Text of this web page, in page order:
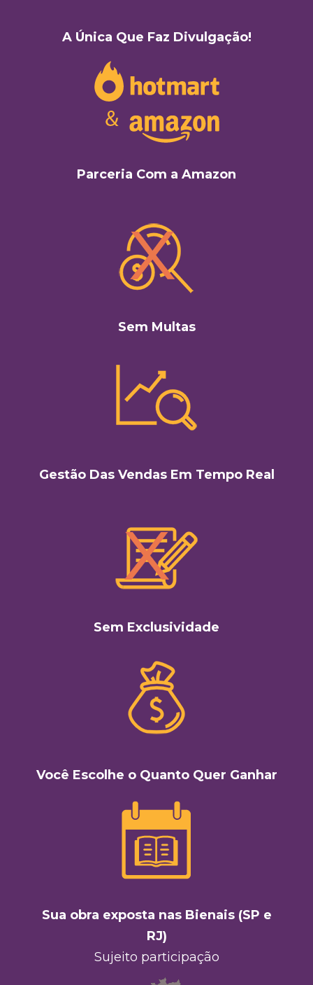
A Única Que Faz Divulgação!
Parceria Com a Amazon
Sem Multas
Gestão Das Vendas Em Tempo Real
Sem Exclusividade
Você Escolhe o Quanto Quer Ganhar
Sua obra exposta nas Bienais (SP e
RJ)
Sujeito participação